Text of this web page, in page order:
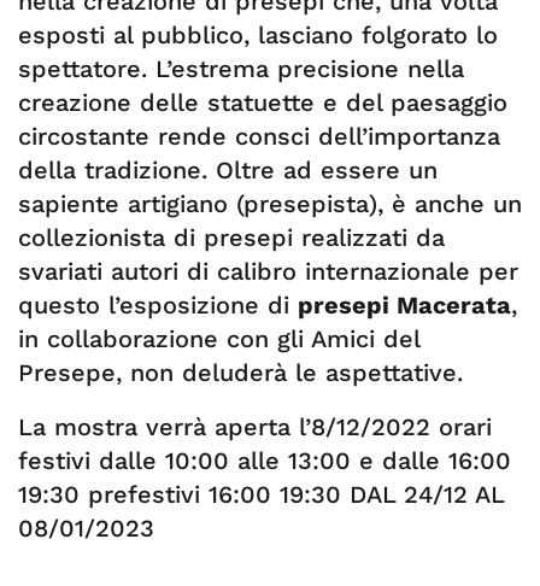
esposti al pubblico, lasciano folgorato lo
spettatore. L’estrema precisione nella
creazione delle statuette e del paesaggio
circostante rende consci dell’importanza
della tradizione. Oltre ad essere un
sapiente artigiano (presepista), è anche un
collezionista di presepi realizzati da
svariati autori di calibro internazionale per
questo l’esposizione di presepi Macerata,
in collaborazione con gli Amici del
Presepe, non deluderà le aspettative.
La mostra verrà aperta l’8/12/2022 orari
festivi dalle 10:00 alle 13:00 e dalle 16:00
19:30 prefestivi 16:00 19:30 DAL 24/12 AL
08/01/2023